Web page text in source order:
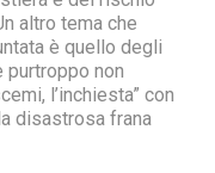
altro tema che
è quello degli
purtroppo non
l’inchiesta” con
disastrosa frana